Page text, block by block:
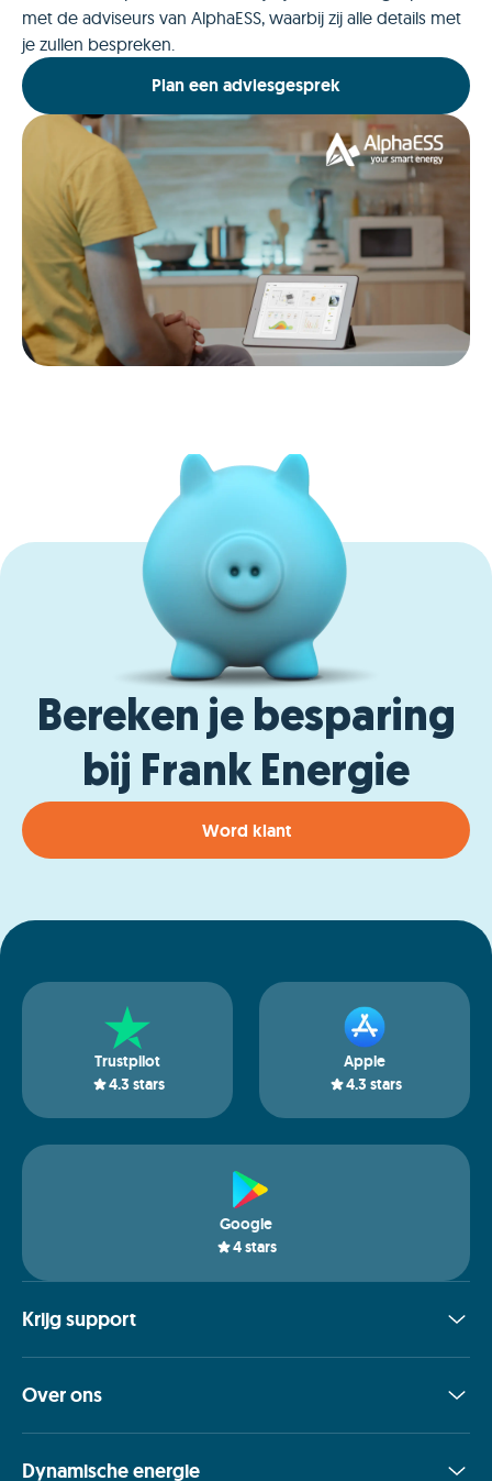
met de adviseurs van AlphaESS, waarbij zij alle details met
je zullen bespreken.
Plan een adviesgesprek
Bereken je besparing
bij Frank Energie
Word klant
Trustpilot
4.3 stars
Apple
4.3 stars
Google
4stars
Krijg support
Over ons
Dynamische energie